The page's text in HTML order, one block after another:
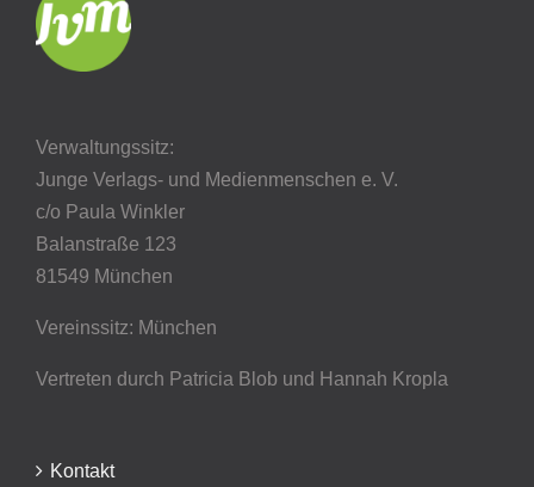
Verwaltungssitz:
Junge Verlags- und Medienmenschen e. V.
c/o Paula Winkler
Balanstraße 123
81549 München
Vereinssitz: München
Vertreten durch Patricia Blob und Hannah Kropla
Kontakt